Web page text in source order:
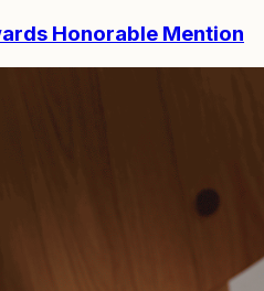
Honorable Mention